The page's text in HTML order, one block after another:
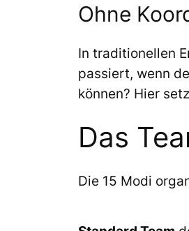
Ohne
In traditionellen
passiert, wenn
können? Hier
Das
Die 15 Modi